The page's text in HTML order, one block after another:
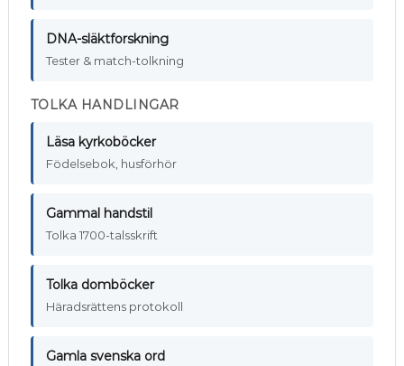
DNA-släktforskning
Tester & match-tolkning
TOLKA HANDLINGAR
Läsa kyrkoböcker
Födelsebok, husförhör
Gammal handstil
Tolka 1700-talsskrift
Tolka domböcker
Häradsrättens protokoll
Gamla svenska ord